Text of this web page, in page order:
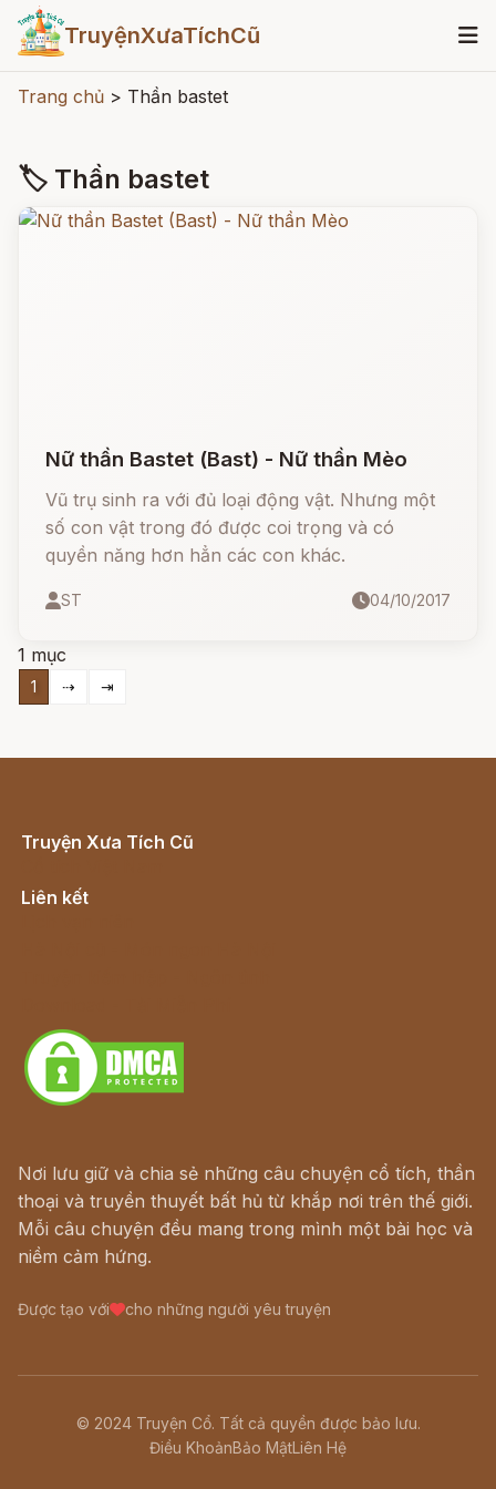
TruyệnXưaTíchCũ
Trang chủ > Thần bastet
🏷 Thần bastet
Nữ thần Bastet (Bast) - Nữ thần Mèo
Vũ trụ sinh ra với đủ loại động vật. Nhưng một
số con vật trong đó được coi trọng và có
quyền năng hơn hẳn các con khác.
ST 04/10/2017
1 mục
1 ⇢ ⇥
Truyện Xưa Tích Cũ
Liên kết
Nơi lưu giữ và chia sẻ những câu chuyện cổ tích, thần
thoại và truyền thuyết bất hủ từ khắp nơi trên thế giới.
Mỗi câu chuyện đều mang trong mình một bài học và
niềm cảm hứng.
Được tạo với cho những người yêu truyện
© 2024 Truyện Cổ. Tất cả quyền được bảo lưu.
Điều KhoảnBảo MậtLiên Hệ